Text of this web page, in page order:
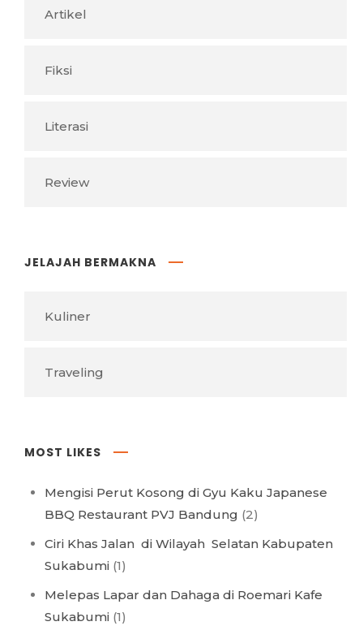
Artikel
Fiksi
Literasi
Review
JELAJAH BERMAKNA
Kuliner
Traveling
MOST LIKES
Mengisi Perut Kosong di Gyu Kaku Japanese
BBQ Restaurant PVJ Bandung (2)
Ciri Khas Jalan di Wilayah Selatan Kabupaten
Sukabumi (1)
Melepas Lapar dan Dahaga di Roemari Kafe
Sukabumi (1)